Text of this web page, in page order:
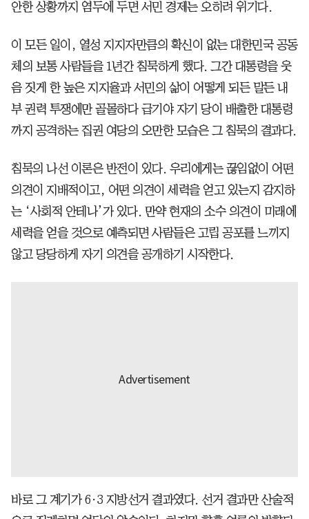
안한 상황까지 염두에 두면 서민 경제는 오히려 위기다.
이 모든 일이, 열성 지지자만큼의 확신이 없는 대한민국 공동
체의 보통 사람들을 1년간 침묵하게 했다. 그간 대통령을 웃
음 짓게 한 높은 지지율과 서민의 삶이 어떻게 되든 말든 내
부 권력 투쟁에만 골몰하다 급기야 자기 당이 배출한 대통령
까지 공격하는 집권 여당의 오만한 모습은 그 침묵의 결과다.
침묵의 나선 이론은 반전이 있다. 우리에게는 끊임없이 어떤
의견이 지배적이고, 어떤 의견이 세력을 얻고 있는지 감지하
는 ‘사회적 안테나’가 있다. 만약 현재의 소수 의견이 미래에
세력을 얻을 것으로 예측되면 사람들은 고립 공포를 느끼지
않고 당당하게 자기 의견을 공개하기 시작한다.
바로 그 계기가 6·3 지방선거 결과였다. 선거 결과만 산술적